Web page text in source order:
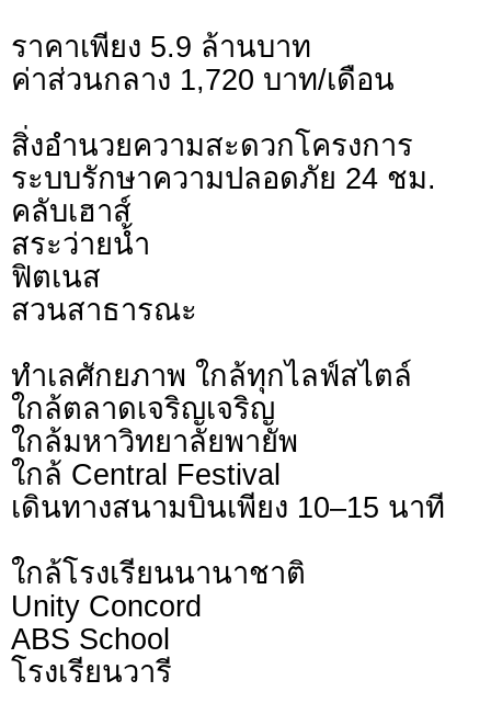
ราคาเพียง 5.9 ล้านบาท
ค่าส่วนกลาง 1,720 บาท/เดือน
สิ่งอำนวยความสะดวกโครงการ
ระบบรักษาความปลอดภัย 24 ชม.
คลับเฮาส์
สระว่ายน้ำ
ฟิตเนส
สวนสาธารณะ
ทำเลศักยภาพ ใกล้ทุกไลฟ์สไตล์
ใกล้ตลาดเจริญเจริญ
ใกล้มหาวิทยาลัยพายัพ
ใกล้ Central Festival
เดินทางสนามบินเพียง 10–15 นาที
ใกล้โรงเรียนนานาชาติ
Unity Concord
ABS School
โรงเรียนวารี